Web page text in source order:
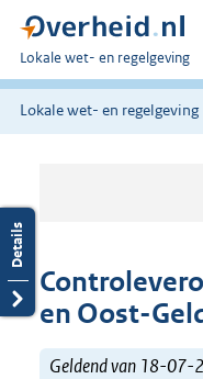
U
bent
hier:
Lokale wet- en regelgeving
Lokale wet- en regelgeving
en Oost-
Geldend van 18-07-